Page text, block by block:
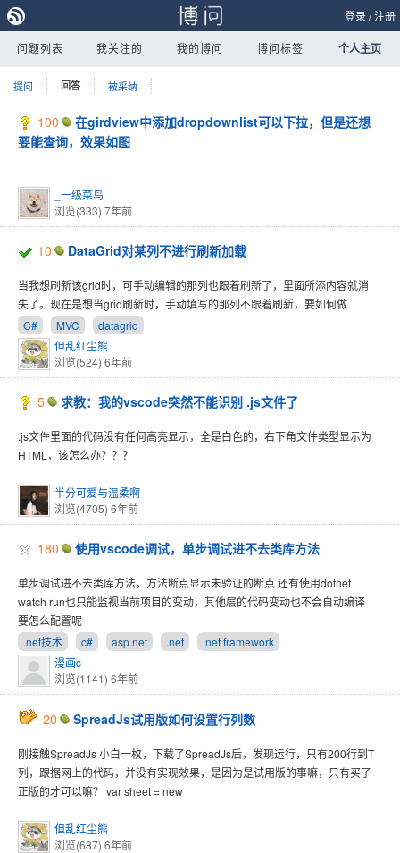
登录/注册
问题列表 我关注的 我的博问 博问标签 个人主页
提问 回答 被采纳
100
在girdview中添加dropdownlist可以下拉，但是还想
要能查询，效果如图
_一级菜鸟
浏览(333) 7年前
10 DataGrid对某列不进行刷新加载
当我想刷新该grid时，可手动编辑的那列也跟着刷新了，里面所添内容就消
失了。现在是想当grid刷新时，手动填写的那列不跟着刷新，要如何做
C#
MVC
datagrid
但乱红尘熊
浏览(524) 6年前
5 求教：我的vscode突然不能识别 .js文件了
.js文件里面的代码没有任何高亮显示，全是白色的，右下角文件类型显示为
HTML，该怎么办？？？
半分可爱与温柔啊
浏览(4705) 6年前
180 使用vscode调试，单步调试进不去类库方法
单步调试进不去类库方法，方法断点显示未验证的断点 还有使用dotnet
watch run也只能监视当前项目的变动，其他层的代码变动也不会自动编译
要怎么配置呢
.net技术
c# asp.net .net
.net framework
漫画c
浏览(1141) 6年前
20 SpreadJs试用版如何设置行列数
刚接触SpreadJs 小白一枚，下载了SpreadJs后，发现运行，只有200行到T
列，跟据网上的代码，并没有实现效果，是因为是试用版的事嘛，只有买了
正版的才可以嘛？ var sheet = new
但乱红尘熊
浏览(687) 6年前